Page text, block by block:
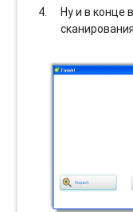
Ну и в конце